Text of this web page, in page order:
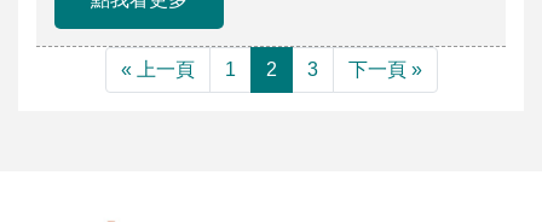
« 上一頁 1 2 3 下一頁 »